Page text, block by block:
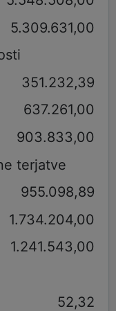
5.309.631,00
351.232,39
637.261,00
903.833,00
terjatve
955.098,89
1.734.204,00
1.241.543,00
52,32